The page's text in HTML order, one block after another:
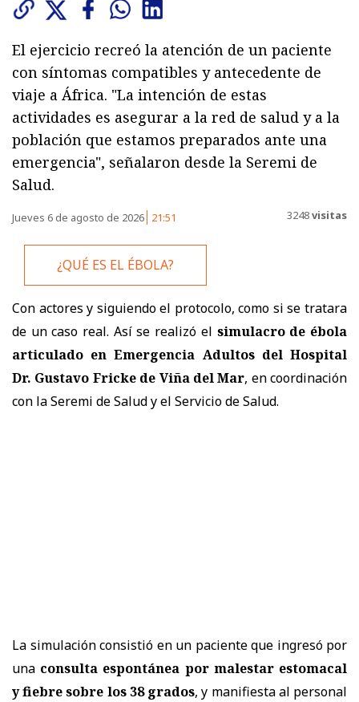
El ejercicio recreó la atención de un paciente
con síntomas compatibles y antecedente de
viaje a África. "La intención de estas
actividades es asegurar a la red de salud y a la
población que estamos preparados ante una
emergencia", señalaron desde la Seremi de
Salud.
Jueves 6 de agosto de 2026 21:51 3248visitas
¿QUÉ ES EL ÉBOLA?
Con actores y siguiendo el protocolo, como si se tratara
de un caso real. Así se realizó el simulacro de ébola
articulado en Emergencia Adultos del Hospital
Dr. Gustavo Fricke de Viña del Mar, en coordinación
con la Seremi de Salud y el Servicio de Salud.
La simulación consistió en un paciente que ingresó por
una consulta espontánea por malestar estomacal
y fiebre sobre los 38 grados, y manifiesta al personal